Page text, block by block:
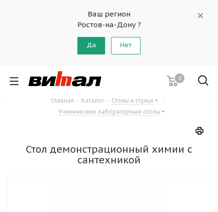
Ваш регион
Ростов-на-Дону ?
Да Нет
0
Главная - Каталог - Столы и стулья
-
Ученические лабораторные столы
Стол демонстрационный химии с
сантехникой